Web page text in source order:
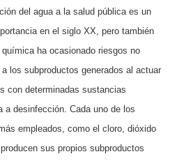
del agua a la salud pública es un
en el siglo XX, pero también
ha ocasionado riesgos no
los subproductos generados al actuar
con determinadas sustancias
a desinfección. Cada uno de los
empleados, como el cloro, dióxido
sus propios subproductos